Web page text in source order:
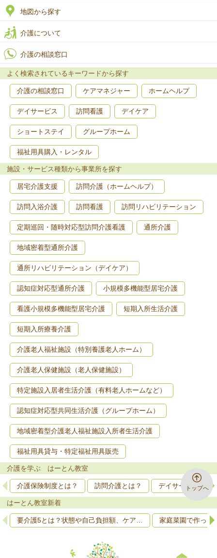
トップへ
地図から探す
介護について
介護の相談窓口
よく検索されているキーワードから探す
介護の相談窓口 ケアマネジャー ホームヘルプ
デイサービス 訪問看護 デイケア
ショートステイ グループホーム
福祉用具購入・レンタル
施設・サービス種類から事業所を探す
居宅介護支援 訪問介護（ホームヘルプ）
訪問入浴介護 訪問看護 訪問リハビリテーション
定期巡回・随時対応型訪問介護看護 通所介護
地域密着型通所介護
通所リハビリテーション（デイケア）
認知症対応型通所介護 小規模多機能型居宅介護
看護小規模多機能型居宅介護 短期入所生活介護
短期入所療養介護
介護老人福祉施設（特別養護老人ホーム）
介護老人保健施設（老人保健施設）
特定施設入居者生活介護（有料老人ホームなど）
認知症対応型共同生活介護（グループホーム）
地域密着型介護老人福祉施設入所者生活介護
福祉用具貸与・特定福祉用具販売
介護を学ぶ はーとん教室
介護保険制度とは？ 訪問介護とは？ デイサービスとは
はーとん教室新着
要介護5とは？状態や自己負担額、ケア… 家庭菜園で作っ